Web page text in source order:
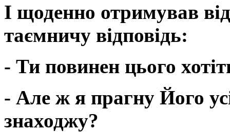
I щоденно отримував
таємничу відповідь:
- Ти повинен цього
- Але ж я прагну Його
знаходжу?